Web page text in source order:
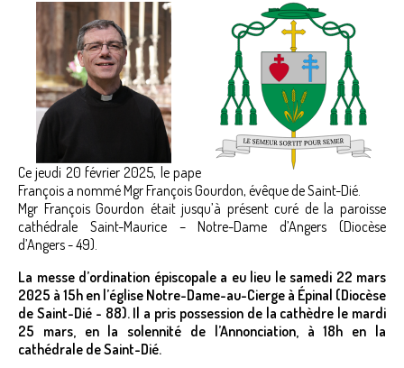
Ce jeudi 20 février 2025, le pape
François a nommé Mgr François Gourdon, évêque de Saint-Dié.
Mgr François Gourdon était jusqu’à présent curé de la paroisse
cathédrale Saint-Maurice – Notre-Dame d’Angers (Diocèse
d’Angers - 49).
La messe d’ordination épiscopale a eu lieu le samedi 22 mars
2025 à 15h en l’église Notre-Dame-au-Cierge à Épinal (Diocèse
de Saint-Dié - 88). Il a pris possession de la cathèdre le mardi
25 mars, en la solennité de l’Annonciation, à 18h en la
cathédrale de Saint-Dié.